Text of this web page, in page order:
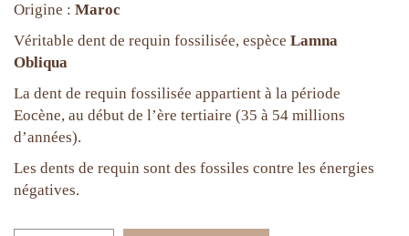
Origine : Maroc
Véritable dent de requin fossilisée, espèce Lamna
Obliqua
La dent de requin fossilisée appartient à la période
Eocène, au début de l’ère tertiaire (35 à 54 millions
d’années).
Les dents de requin sont des fossiles contre les énergies
négatives.